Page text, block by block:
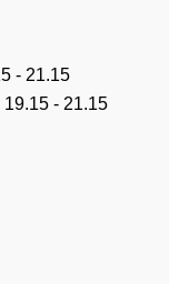
- 21.15
- 21.15